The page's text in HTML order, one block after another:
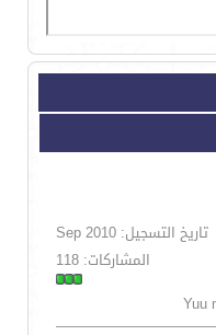
تاريخ التسجيل: Sep 2010
المشاركات: 118